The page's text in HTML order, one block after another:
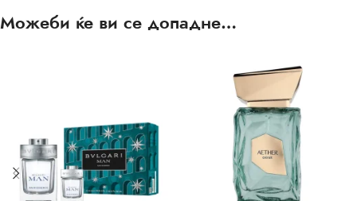
Можеби ќе ви се допадне…